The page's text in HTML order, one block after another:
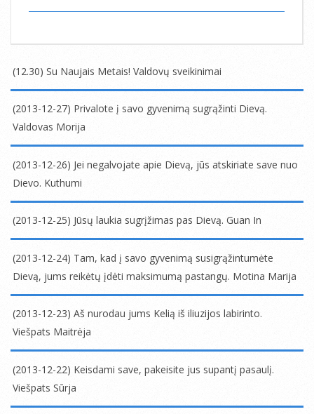
(12.30) Su Naujais Metais! Valdovų sveikinimai
2013-
12-
30
(2013-12-27) Privalote į savo gyvenimą sugrąžinti Dievą.
Valdovas Morija
2013-
12-
27
(2013-12-26) Jei negalvojate apie Dievą, jūs atskiriate save nuo
Dievo. Kuthumi
2013-
12-
26
(2013-12-25) Jūsų laukia sugrįžimas pas Dievą. Guan In
2013-
12-
25
(2013-12-24) Tam, kad į savo gyvenimą susigrąžintumėte
Dievą, jums reikėtų įdėti maksimumą pastangų. Motina Marija
2013-
12-
24
(2013-12-23) Aš nurodau jums Kelią iš iliuzijos labirinto.
Viešpats Maitrėja
2013-
12-
23
(2013-12-22) Keisdami save, pakeisite jus supantį pasaulį.
Viešpats Sūrja
2013-